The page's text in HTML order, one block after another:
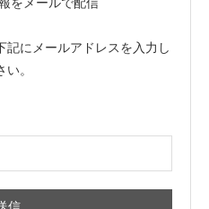
記にメールアドレスを入力し
。